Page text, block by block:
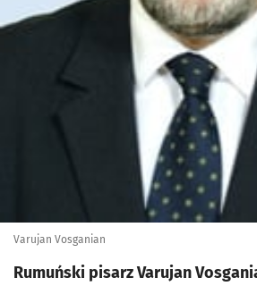
Varujan Vosganian
Rumuński pisarz Varujan